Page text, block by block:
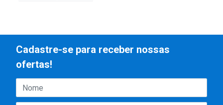
Cadastre-se para receber nossas
ofertas!